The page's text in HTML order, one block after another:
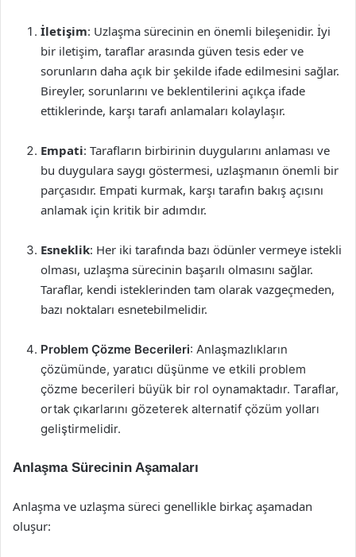
İletişim: Uzlaşma sürecinin en önemli bileşenidir. İyi
bir iletişim, taraflar arasında güven tesis eder ve
sorunların daha açık bir şekilde ifade edilmesini sağlar.
Bireyler, sorunlarını ve beklentilerini açıkça ifade
ettiklerinde, karşı tarafı anlamaları kolaylaşır.
Empati: Tarafların birbirinin duygularını anlaması ve
bu duygulara saygı göstermesi, uzlaşmanın önemli bir
parçasıdır. Empati kurmak, karşı tarafın bakış açısını
anlamak için kritik bir adımdır.
Esneklik: Her iki tarafında bazı ödünler vermeye istekli
olması, uzlaşma sürecinin başarılı olmasını sağlar.
Taraflar, kendi isteklerinden tam olarak vazgeçmeden,
bazı noktaları esnetebilmelidir.
Problem Çözme Becerileri: Anlaşmazlıkların
çözümünde, yaratıcı düşünme ve etkili problem
çözme becerileri büyük bir rol oynamaktadır. Taraflar,
ortak çıkarlarını gözeterek alternatif çözüm yolları
geliştirmelidir.
Anlaşma Sürecinin Aşamaları
Anlaşma ve uzlaşma süreci genellikle birkaç aşamadan
oluşur: